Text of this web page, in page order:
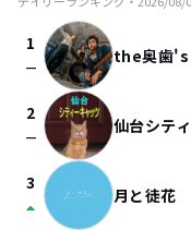
1
check_indeterminate_small the奥歯's
2
check_indeterminate_small 仙台シテ
3
arrow_drop_up 月と徒花